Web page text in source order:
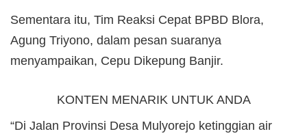
Sementara itu, Tim Reaksi Cepat BPBD Blora,
Agung Triyono, dalam pesan suaranya
menyampaikan, Cepu Dikepung Banjir.
KONTEN MENARIK UNTUK ANDA
“Di Jalan Provinsi Desa Mulyorejo ketinggian air